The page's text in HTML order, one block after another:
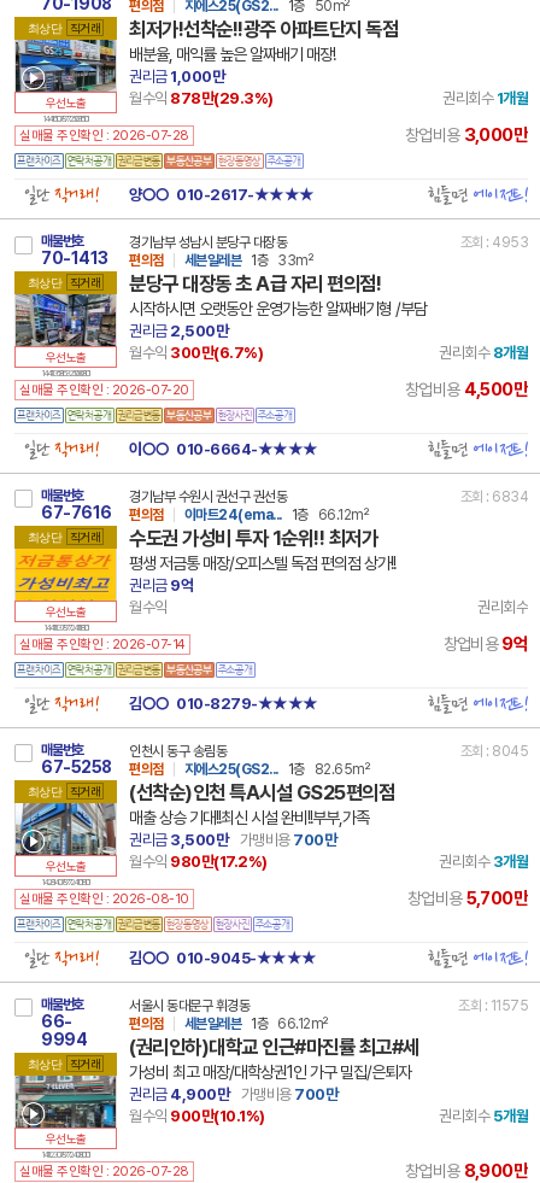
70-1908
최상단 직거래
우선노출
14 41610 7877 250915 101
편의점 지에스25(GS2... 1층 50m²
최저가!선착순!!광주 아파트단지 독점
배분율, 매익률 높은 알짜배기 매장!
권리금1,000만
월수익 878만(29.3%) 권리회수 1개월
실매물 주인확인 : 2026-07-28 창업비용 3,000만
일단직거래! 양○○ 010-2617-★★★★ 힘들면에이전트!
매물번호
70-1413
최상단 직거래
우선노출
14 41135 8163 250908 101
경기남부 성남시 분당구 대장동
조회 : 4953
편의점
세븐일레븐 1층 33m²
분당구 대장동 초 A급 자리 편의점!
시작하시면 오랫동안 운영가능한 알짜배기형 /부담
권리금2,500만
월수익 300만(6.7%) 권리회수 8개월
실매물 주인확인 : 2026-07-20 창업비용 4,500만
일단직거래! 이○○ 010-6664-★★★★ 힘들면에이전트!
매물번호
67-7616
최상단 직거래
우선노출
14 41113 7877 241118 101
경기남부 수원시 권선구 권선동
조회 : 6834
편의점
이마트24(ema... 1층 66.12m²
수도권 가성비 투자 1순위!! 최저가
평생 저금통 매장/오피스텔 독점 편의점 상가!!
권리금9억
월수익
권리회수
실매물 주인확인 : 2026-07-14 창업비용9억
일단직거래! 김○○ 010-8279-★★★★ 힘들면에이전트!
매물번호
67-5258
최상단 직거래
우선노출
14 28140 7877 241018 101
인천시 동구 송림동
조회 : 8045
편의점
지에스25(GS2... 1층 82.65m²
(선착순)인천 특A시설 GS25편의점
매출 상승 기대!!최신 시설 완비!!부부,가족
권리금3,500만 가맹비용700만
월수익 980만(17.2%) 권리회수 3개월
실매물 주인확인 : 2026-08-10 창업비용5,700만
일단직거래! 김○○ 010-9045-★★★★ 힘들면에이전트!
매물번호
66-
9994
최상단 직거래
우선노출
14 11230 7877 240810 101
서울시 동대문구 휘경동
조회 : 11575
편의점
세븐일레븐 1층 66.12m²
(권리인하)대학교 인근#마진률 최고#세
가성비 최고 매장/대학상권1인 가구 밀집/은퇴자
권리금4,900만 가맹비용700만
월수익 900만(10.1%) 권리회수 5개월
실매물 주인확인 : 2026-07-28 창업비용 8,900만